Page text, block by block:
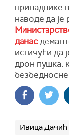
припаднике
наводе да је
данас
истичући да
дрон пушка,
Ивица Дачић